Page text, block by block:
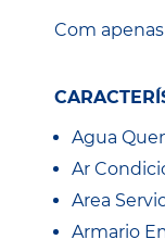
Com
Agua
Ar
Area
Armario